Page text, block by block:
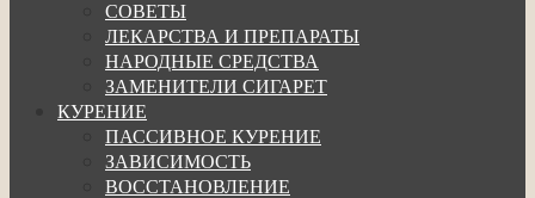
СОВЕТЫ
ЛЕКАРСТВА И ПРЕПАРАТЫ
НАРОДНЫЕ СРЕДСТВА
ЗАМЕНИТЕЛИ СИГАРЕТ
КУРЕНИЕ
ПАССИВНОЕ КУРЕНИЕ
ЗАВИСИМОСТЬ
ВОССТАНОВЛЕНИЕ